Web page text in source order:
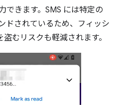
できます。SMS には特定の
ドされているため、フィッシ
むリスクも軽減されます。